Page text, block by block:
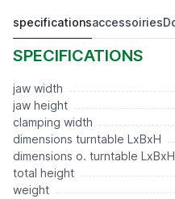
ELV 100,Niederzug
79,00 €*
specificationsaccessoiries
SPECIFICATIONS
jaw width
jaw height
clamping width
dimensions turntable LxBxH
dimensions o. turntable LxBxH
total height
weight